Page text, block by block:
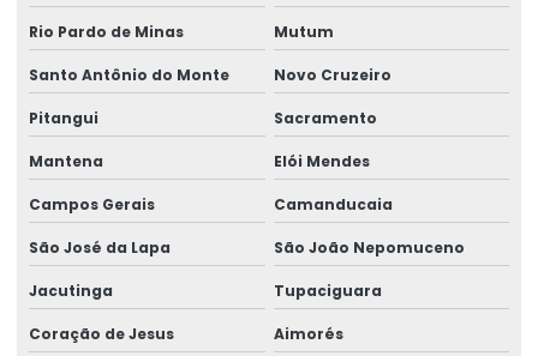
Serviço De Montagem De Elevadores De Carga
Serviço De Reforma De Pontes Rolantes
Serviços Especializados Em Reforma De Pontes Rolantes
Sinalizador áudio visual
Sistema De Içamento Com Trole Motorizado
Sistema festoon para pontes rolantes
Rio Pardo de Minas Mutum
Santo Antônio do Monte Novo Cruzeiro
Pitangui Sacramento
Mantena Elói Mendes
Campos Gerais Camanducaia
São José da Lapa São João Nepomuceno
Jacutinga Tupaciguara
Coração de Jesus Aimorés